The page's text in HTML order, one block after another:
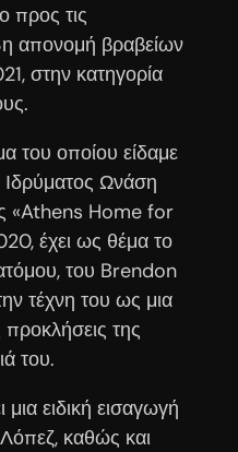
προς τις
απονομή βραβείων
στην κατηγορία
του οποίου είδαμε
Ωνάση
«Athens Home for
έχει ως θέμα το
του Brendon
τέχνη του ως μια
προκλήσεις της
του.
ειδική εισαγωγή
καθώς και